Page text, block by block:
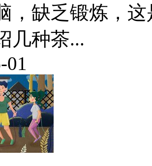
，缺乏锻炼，
几种茶...
01